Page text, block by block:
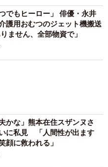
でもヒーロー」 俳優・永井
護用おむつのジェット機搬送
ません、全部物資で」
かな」熊本在住スザンヌさ
に私見 「人間性が出ます
顔に救われる」